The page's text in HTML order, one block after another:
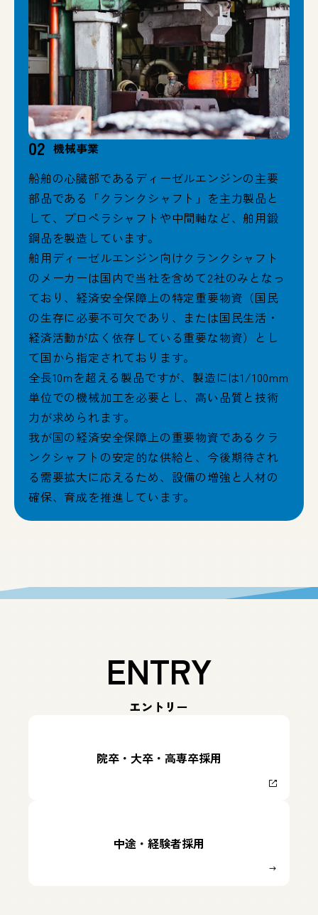
02 機械事業
船舶の心臓部であるディーゼルエンジンの主要
部品である「クランクシャフト」を主力製品と
して、プロペラシャフトや中間軸など、舶用鍛
鋼品を製造しています。
舶用ディーゼルエンジン向けクランクシャフト
のメーカーは国内で当社を含めて2社のみとなっ
ており、経済安全保障上の特定重要物資（国民
の生存に必要不可欠であり、または国民生活・
経済活動が広く依存している重要な物資）とし
て国から指定されております。
全長10mを超える製品ですが、製造には1/100mm
単位での機械加工を必要とし、高い品質と技術
力が求められます。
我が国の経済安全保障上の重要物資であるクラ
ンクシャフトの安定的な供給と、今後期待され
る需要拡大に応えるため、設備の増強と人材の
確保、育成を推進しています。
ENTRY
エントリー
院卒・大卒・高専卒採用
中途・経験者採用